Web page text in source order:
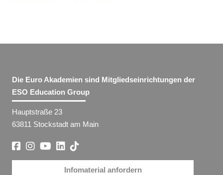
Die Euro Akademien sind Mitgliedseinrichtungen der
ESO Education Group
Hauptstraße 23
63811 Stockstadt am Main
Infomaterial anfordern